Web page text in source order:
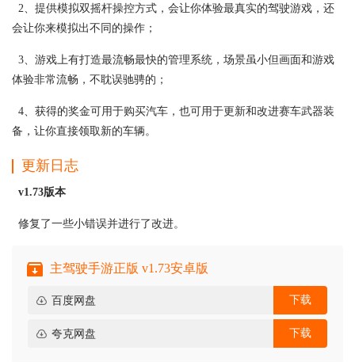
2、提供模拟双摇杆操控方式，会让你体验最真实的驾驶游戏，还
会让你来模拟出不同的操作；
3、游戏上有打造最流畅最快的管理系统，场景虽小但画面和游戏
体验非常流畅，不耽误驰骋的；
4、获得的奖金可用于购买汽车，也可用于更新和改进赛车武器装
备，让你直接领取新的车辆。
更新日志
v1.73版本
修复了一些小错误并进行了改进。
主驾驶手游正版 v1.73安卓版
百度网盘 下载
夸克网盘 下载